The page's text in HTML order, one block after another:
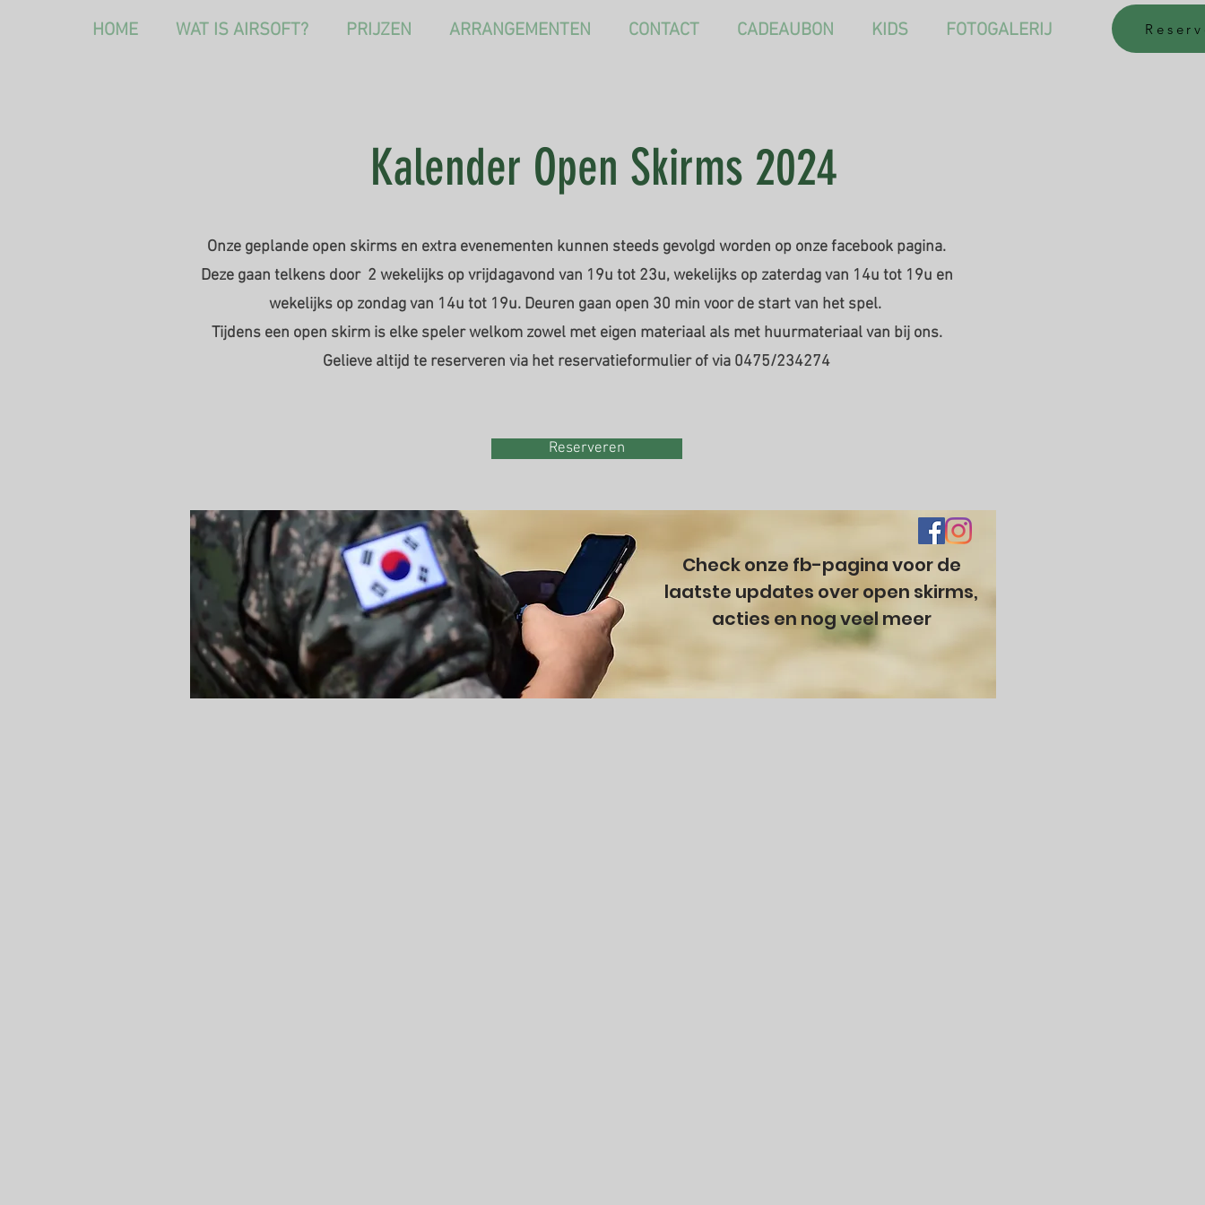
HOME WAT IS AIRSOFT? PRIJZEN ARRANGEMENTEN CONTACT CADEAUBON KIDS FOTOGALERIJ
Kalender Open Skirms 2024
Onze geplande open skirms en extra evenementen kunnen steeds gevolgd worden op onze facebook pagina.
Deze gaan telkens door 2 wekelijks op vrijdagavond van 19u tot 23u, wekelijks opzaterdag van 14u tot 19u en
wekelijks op zondag van 14u tot 19u. Deuren gaan open 30 min voor de start van het spel.
Tijdens een open skirm is elke speler welkom zowel met eigen materiaal als met huurmateriaal van bij ons.
Gelieve altijd te reserveren via het reservatieformulier of via 0475/234274
Reserveren
Check onze fb-pagina voor de
laatste updates over open skirms,
acties en nog veel meer